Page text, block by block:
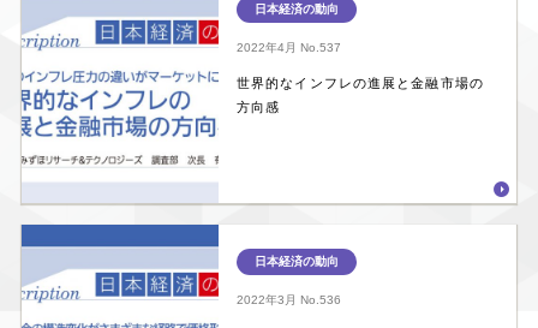
日本経済の動向
2022年4月 No.537
世界的なインフレの進展と金融市場の
方向感
日本経済の動向
2022年3月 No.536